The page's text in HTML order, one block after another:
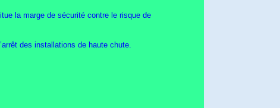
la marge de sécurité contre le risque de
des installations de haute chute.